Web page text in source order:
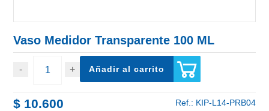
Vaso Medidor Transparente 100 ML
Añadir al carrito
$ 10.600 Ref.: KIP-L14-PRB04